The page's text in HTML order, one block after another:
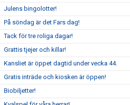
Julens bingolotter!
På söndag är det Fars dag!
Tack för tre roliga dagar!
Grattis tjejer och killar!
Kansliet är öppet dagtid under vecka 44.
Gratis inträde och kiosken är öppen!
Biobiljetter!